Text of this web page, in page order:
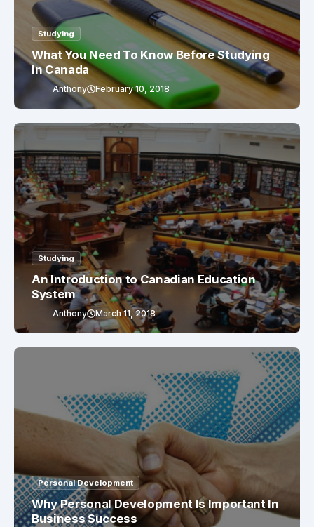
Studying
What You Need To Know Before Studying
In Canada
Anthony February 10, 2018
Studying
An Introduction to Canadian Education
System
Anthony March 11, 2018
Personal Development
Why Personal Development Is Important In
Business Success